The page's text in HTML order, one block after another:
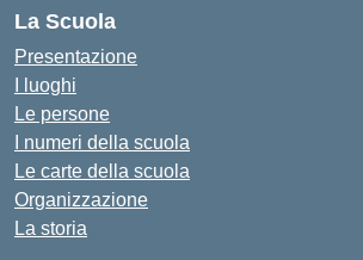
La Scuola
Presentazione
I luoghi
Le persone
I numeri della scuola
Le carte della scuola
Organizzazione
La storia